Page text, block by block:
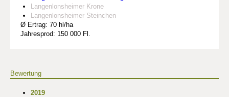
Langenlonsheimer Krone
Langenlonsheimer Steinchen
Ø Ertrag: 70 hl/ha
Jahresprod: 150 000 Fl.
Bewertung
2019